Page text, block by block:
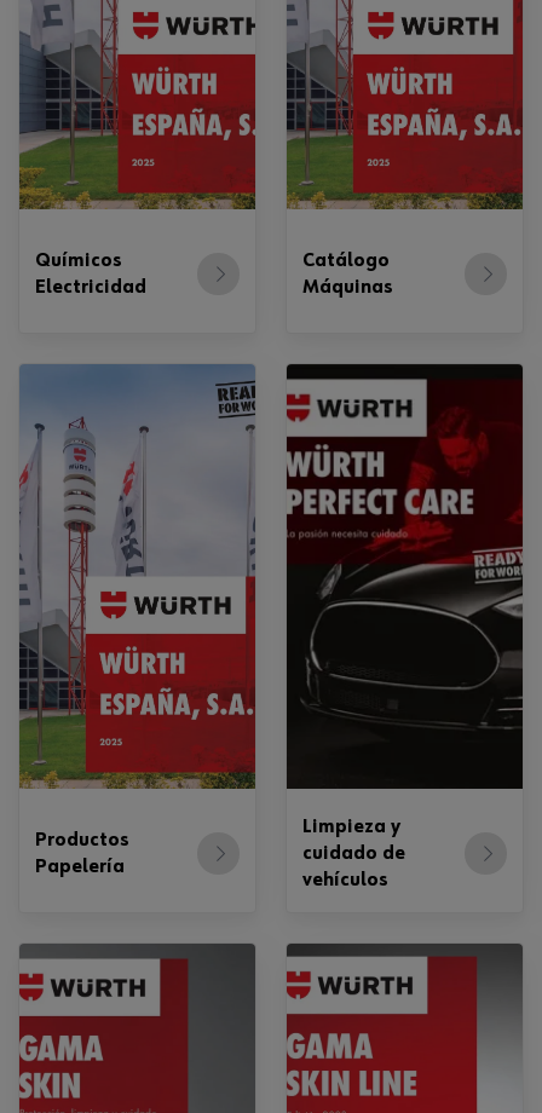
Químicos
Electricidad
Catálogo
Máquinas
Productos
Papelería
Limpieza y
cuidado de
vehículos